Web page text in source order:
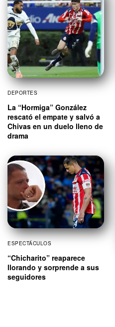
DEPORTES
La “Hormiga” González
rescató el empate y salvó a
Chivas en un duelo lleno de
drama
ESPECTÁCULOS
“Chicharito” reaparece
llorando y sorprende a sus
seguidores